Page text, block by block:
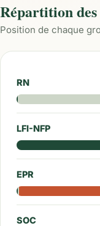
Répartition
Position de chaque
RN
LFI-NFP
EPR
SOC